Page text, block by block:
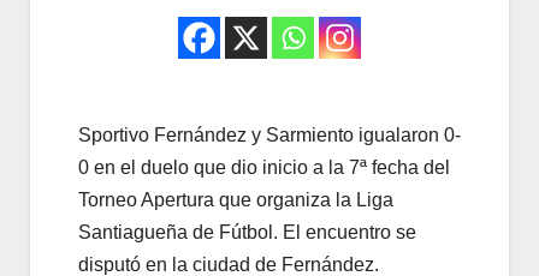
Sportivo Fernández y Sarmiento igualaron 0-
0 en el duelo que dio inicio a la 7ª fecha del
Torneo Apertura que organiza la Liga
Santiagueña de Fútbol. El encuentro se
disputó en la ciudad de Fernández.